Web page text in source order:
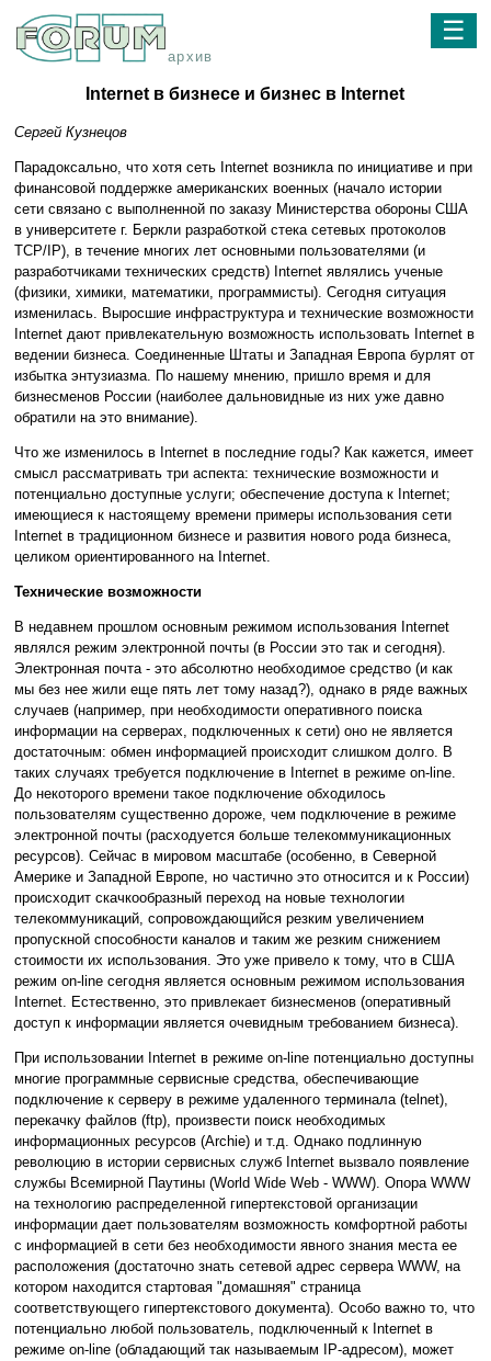
архив
☰
Internet в бизнесе и бизнес в Internet
Сергей Кузнецов
Парадоксально, что хотя сеть Internet возникла по инициативе и при
финансовой поддержке американских военных (начало истории
сети связано с выполненной по заказу Министерства обороны США
в университете г. Беркли разработкой стека сетевых протоколов
TCP/IP), в течение многих лет основными пользователями (и
разработчиками технических средств) Internet являлись ученые
(физики, химики, математики, программисты). Сегодня ситуация
изменилась. Выросшие инфраструктура и технические возможности
Internet дают привлекательную возможность использовать Internet в
ведении бизнеса. Соединенные Штаты и Западная Европа бурлят от
избытка энтузиазма. По нашему мнению, пришло время и для
бизнесменов России (наиболее дальновидные из них уже давно
обратили на это внимание).
Что же изменилось в Internet в последние годы? Как кажется, имеет
смысл рассматривать три аспекта: технические возможности и
потенциально доступные услуги; обеспечение доступа к Internet;
имеющиеся к настоящему времени примеры использования сети
Internet в традиционном бизнесе и развития нового рода бизнеса,
целиком ориентированного на Internet.
Технические возможности
В недавнем прошлом основным режимом использования Internet
являлся режим электронной почты (в России это так и сегодня).
Электронная почта - это абсолютно необходимое средство (и как
мы без нее жили еще пять лет тому назад?), однако в ряде важных
случаев (например, при необходимости оперативного поиска
информации на серверах, подключенных к сети) оно не является
достаточным: обмен информацией происходит слишком долго. В
таких случаях требуется подключение в Internet в режиме on-line.
До некоторого времени такое подключение обходилось
пользователям существенно дороже, чем подключение в режиме
электронной почты (расходуется больше телекоммуникационных
ресурсов). Сейчас в мировом масштабе (особенно, в Северной
Америке и Западной Европе, но частично это относится и к России)
происходит скачкообразный переход на новые технологии
телекоммуникаций, сопровождающийся резким увеличением
пропускной способности каналов и таким же резким снижением
стоимости их использования. Это уже привело к тому, что в США
режим on-line сегодня является основным режимом использования
Internet. Естественно, это привлекает бизнесменов (оперативный
доступ к информации является очевидным требованием бизнеса).
При использовании Internet в режиме on-line потенциально доступны
многие программные сервисные средства, обеспечивающие
подключение к серверу в режиме удаленного терминала (telnet),
перекачку файлов (ftp), произвести поиск необходимых
информационных ресурсов (Archie) и т.д. Однако подлинную
революцию в истории сервисных служб Internet вызвало появление
службы Всемирной Паутины (World Wide Web - WWW). Опора WWW
на технологию распределенной гипертекстовой организации
информации дает пользователям возможность комфортной работы
с информацией в сети без необходимости явного знания места ее
расположения (достаточно знать сетевой адрес сервера WWW, на
котором находится стартовая "домашняя" страница
соответствующего гипертекстового документа). Особо важно то, что
потенциально любой пользователь, подключенный к Internet в
режиме on-line (обладающий так называемым IP-адресом), может